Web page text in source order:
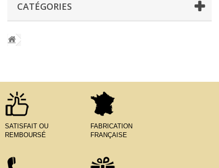
CATÉGORIES
SATISFAIT OU
REMBOURSÉ
FABRICATION
FRANÇAISE